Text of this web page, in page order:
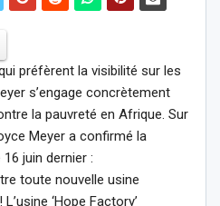
préfèrent la visibilité sur les
s’engage concrètement
la pauvreté en Afrique. Sur
Meyer a confirmé la
juin dernier :
toute nouvelle usine
‘Hope Factory’